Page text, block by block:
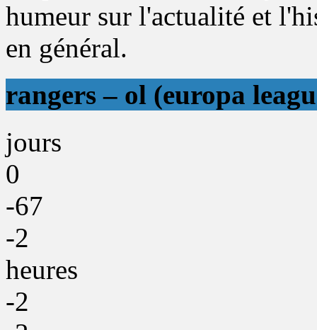
humeur sur l'actualité et
en général.
rangers – ol (europa
jours
0
-67
-2
heures
-2